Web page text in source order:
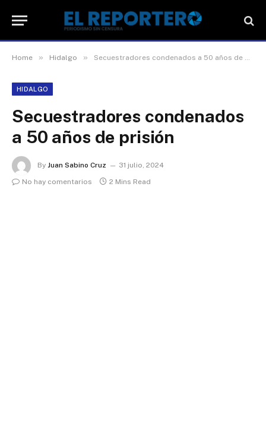
Home » Hidalgo » Secuestradores condenados a 50 años de prisión
HIDALGO
Secuestradores condenados
a 50 años de prisión
By Juan Sabino Cruz
31 julio, 2024
No hay comentarios
2 Mins Read